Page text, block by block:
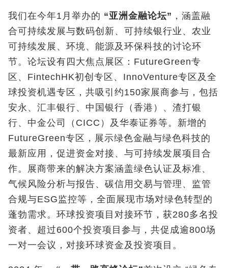
我们在今年1月举办的 “亚洲金融论坛” ，涵盖融
合可持续发展与数码创新、可持续银行业、农业
可持续发展、环境、能源及环保科技的讨论环
节。论坛设有四大焦点展区：FutureGreen专
区、FintechHK初创专区、InnoVenture专区及全
球投资机遇专区，共吸引约150家展商参与，包括
安永、汇丰银行、中国银行（香港）、渣打银
行、中金公司（CICC）及华泰证券等。新增的
FutureGreen专区，展示绿色金融与绿色科技的
最新应用，促进资金对接、与可持续发展项目合
作。展商带来的解决方案涵盖绿色认证及标准、
气候风险分析与报告、碳信用交易与管理、监管
合规与ESG监控等，全面展现市场对绿色转型的
蓬勃需求。环球投资项目对接环节，获280多名投
资者、超过600个投资项目参与，共促成逾800场
一对一会议，对接环球资金及投资项目。